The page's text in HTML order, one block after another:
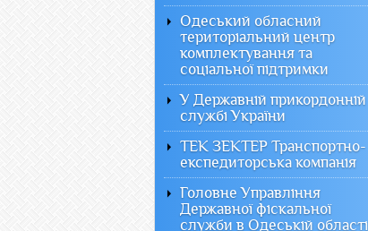
Одеський обласний
територіальний центр
комплектування та
соціальної підтримки
У Державній прикордонній
службі України
ТЕК ЗЕКТЕР Транспортно-
експедиторська компанія
Головне Управління
Державної фіскальної
служби в Одеській області